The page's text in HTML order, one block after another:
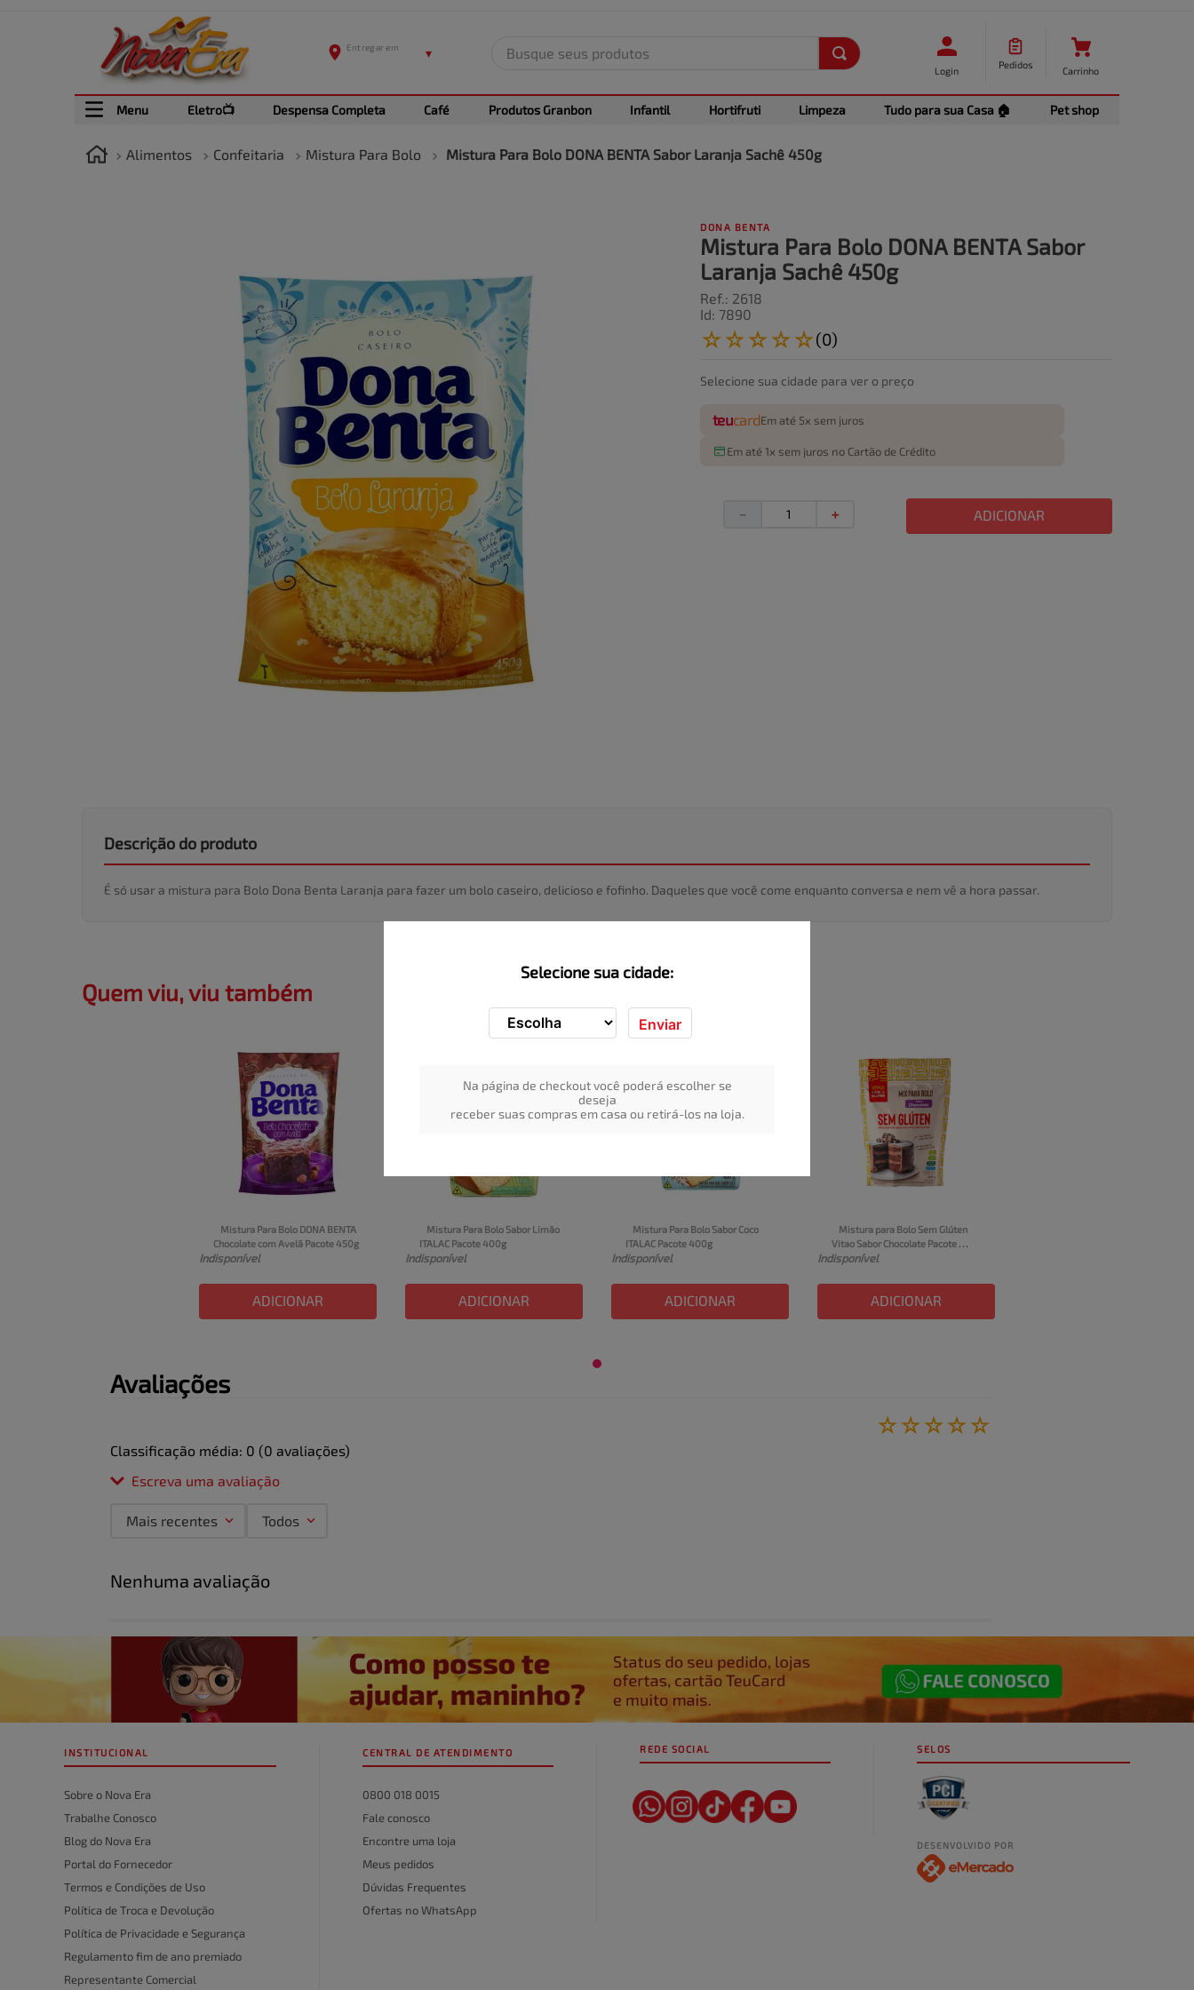
Selecione sua cidade:
Enviar
Na página de checkout você poderá escolher se
deseja
receber suas compras em casa ou retirá-los na loja.
Login
Pedidos
Carrinho
Menu Eletro📺 Despensa Completa Café Produtos Granbon Infantil Hortifruti Limpeza Tudo para sua Casa 🏠 Pet shop
Alimentos Confeitaria Mistura Para Bolo Mistura Para Bolo DONA BENTA Sabor Laranja Sachê 450g
DONA BENTA
Mistura Para Bolo DONA BENTA Sabor
Laranja Sachê 450g
Ref.: 2618
Id: 7890
☆☆☆☆☆(0)
Selecione sua cidade para ver o preço
teucardEm até 5x sem juros
Em até 1x sem juros no Cartão de Crédito
＋
－ ADICIONAR
Descrição do produto
É só usar a mistura para Bolo Dona Benta Laranja para fazer um bolo caseiro, delicioso e fofinho. Daqueles que você come enquanto conversa e nem vê a hora passar.
Quem viu, viu também
Mistura Para Bolo DONA BENTA
Chocolate com Avelã Pacote 450g
Indisponível
ADICIONAR
Mistura Para Bolo Sabor Limão
ITALAC Pacote 400g
Indisponível
ADICIONAR
Mistura Para Bolo Sabor Coco
ITALAC Pacote 400g
Indisponível
ADICIONAR
Mistura para Bolo Sem Glúten
Vitao Sabor Chocolate Pacote
300g
Indisponível
ADICIONAR
Avaliações
☆☆☆☆☆
Classificação média: 0 (0 avaliações)
Escreva uma avaliação
Título
Avalie o produto de 1 a 5 estrelas
★★★★★
Seu nome
Escreva uma avaliação
Mais recentes Todos
Nenhuma avaliação
INSTITUCIONAL
Sobre o Nova Era
Trabalhe Conosco
Blog do Nova Era
Portal do Fornecedor
Termos e Condições de Uso
Política de Troca e Devolução
Política de Privacidade e Segurança
Regulamento fim de ano premiado
Representante Comercial
CENTRAL DE ATENDIMENTO
0800 018 0015
Fale conosco
Encontre uma loja
Meus pedidos
Dúvidas Frequentes
Ofertas no WhatsApp
REDE SOCIAL SELOS
DESENVOLVIDO POR
1
leite
2º
frango